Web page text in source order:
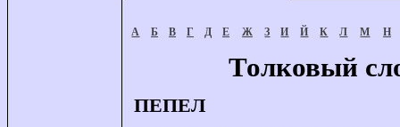
А Б В Г Д Е Ж З И Й К Л М Н
Толковый
ПЕПЕЛ